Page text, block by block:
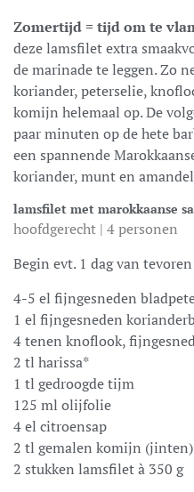
Zomertijd = tijd om te
deze lamsfilet extra
de marinade te leggen. Zo
koriander, peterselie,
komijn helemaal op. De
paar minuten op de hete
een spannende
koriander, munt en
lamsfilet met marokkaanse
hoofdgerecht | 4 personen
Begin evt. 1 dag van
4-5 el fijngesneden
1 el fijngesneden
4 tenen knoflook,
2 tl harissa*
1 tl gedroogde tijm
125 ml olijfolie
4 el citroensap
2 tl gemalen komijn (jinten)
2 stukken lamsfilet à 350 g